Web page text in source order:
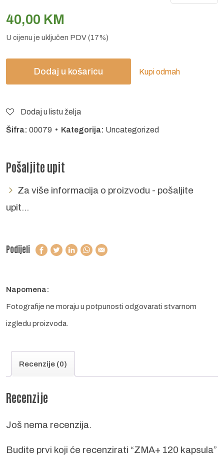
40,00 KM
U cijenu je uključen PDV (17%)
Dodaj u košaricu Kupi odmah
Dodaj u listu želja
Šifra: 00079 • Kategorija: Uncategorized
Pošaljite upit
Za više informacija o proizvodu - pošaljite
upit...
Podijeli
Napomena:
Fotografije ne moraju u potpunosti odgovarati stvarnom
izgledu proizvoda.
Recenzije (0)
Recenzije
Još nema recenzija.
Budite prvi koji će recenzirati “ZMA+ 120 kapsula”